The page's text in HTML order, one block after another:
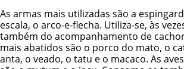
As armas mais utilizadas são a
escala, o arco-e-flecha. Utiliza-se, às
também do acompanhamento de
mais abatidos são o porco do mato, o
anta, o veado, o tatu e o macaco. As